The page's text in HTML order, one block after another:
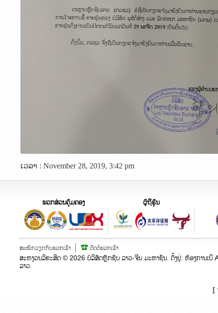
ເວລາ : November 28, 2019, 3:42 pm
ພວກສ່ວນຄຸ້ມຄອງ ຜູ້ຖືຮຸ້ນ
ສະໝັກວຽກກັບພວກເຮົາ ຕິດຕໍ່ພວກເຮົາ
ສະຫງວນລິຂະສິດ © 2026 ບໍລິສັດຫຼັກຊັບ ລາວ-ຈີນ ມະຫາຊົນ. ຕັ້ງຢູ່:​ ຫ້ອງການເບີ
ລາວ.
[